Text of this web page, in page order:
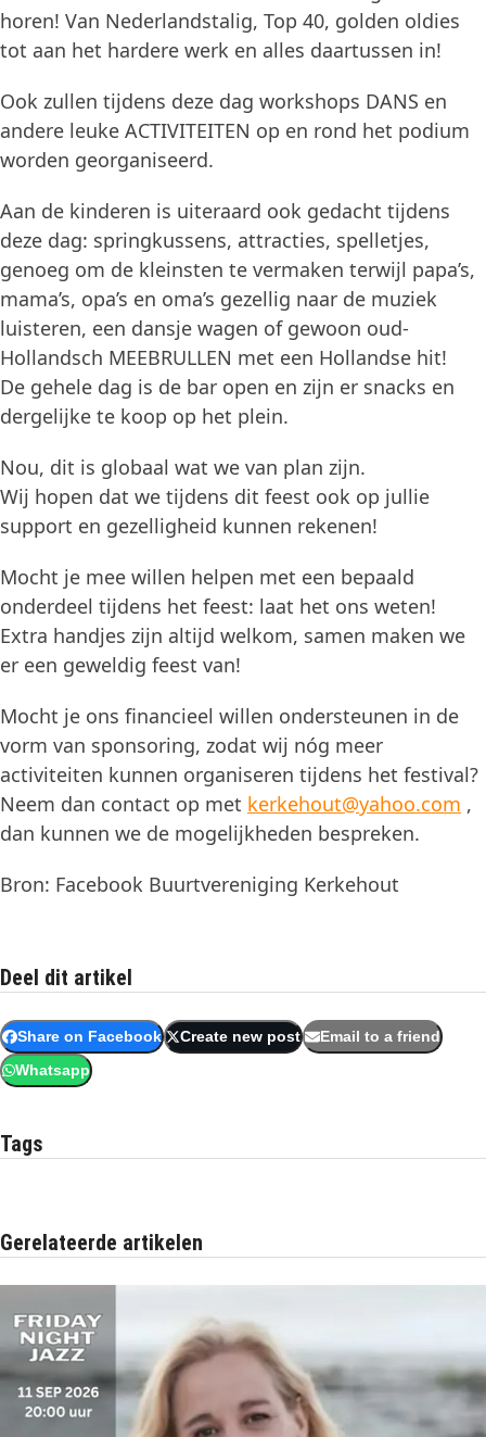
horen! Van Nederlandstalig, Top 40, golden oldies
tot aan het hardere werk en alles daartussen in!
Ook zullen tijdens deze dag workshops DANS en
andere leuke ACTIVITEITEN op en rond het podium
worden georganiseerd.
Aan de kinderen is uiteraard ook gedacht tijdens
deze dag: springkussens, attracties, spelletjes,
genoeg om de kleinsten te vermaken terwijl papa’s,
mama’s, opa’s en oma’s gezellig naar de muziek
luisteren, een dansje wagen of gewoon oud-
Hollandsch MEEBRULLEN met een Hollandse hit!
De gehele dag is de bar open en zijn er snacks en
dergelijke te koop op het plein.
Nou, dit is globaal wat we van plan zijn.
Wij hopen dat we tijdens dit feest ook op jullie
support en gezelligheid kunnen rekenen!
Mocht je mee willen helpen met een bepaald
onderdeel tijdens het feest: laat het ons weten!
Extra handjes zijn altijd welkom, samen maken we
er een geweldig feest van!
Mocht je ons financieel willen ondersteunen in de
vorm van sponsoring, zodat wij nóg meer
activiteiten kunnen organiseren tijdens het festival?
Neem dan contact op met kerkehout@yahoo.com ,
dan kunnen we de mogelijkheden bespreken.
Bron: Facebook Buurtvereniging Kerkehout
Deel dit artikel
Share on Facebook Create new post Email to a friend
Whatsapp
Tags
Gerelateerde artikelen